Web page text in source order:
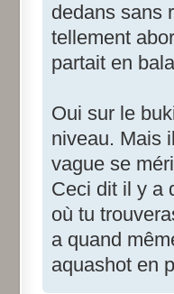
dedans sans
tellement
partait en
Oui sur le
niveau. Mais
vague se
Ceci dit il y a
où tu
a quand
aquashot en